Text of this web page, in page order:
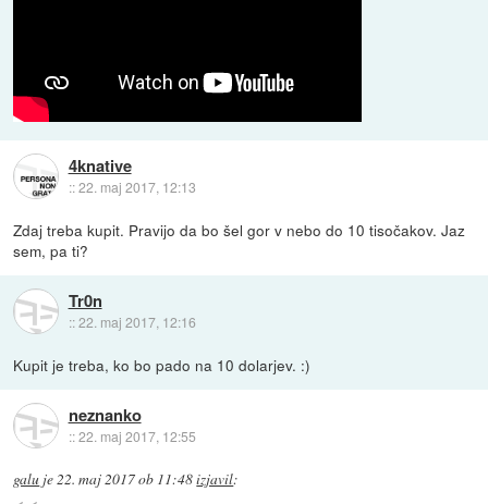
4knative
::22. maj 2017, 12:13
Zdaj treba kupit. Pravijo da bo šel gor v nebo do 10 tisočakov. Jaz
sem, pa ti?
Tr0n
::22. maj 2017, 12:16
Kupit je treba, ko bo pado na 10 dolarjev. :)
neznanko
::22. maj 2017, 12:55
galu je22. maj 2017 ob 11:48izjavil: